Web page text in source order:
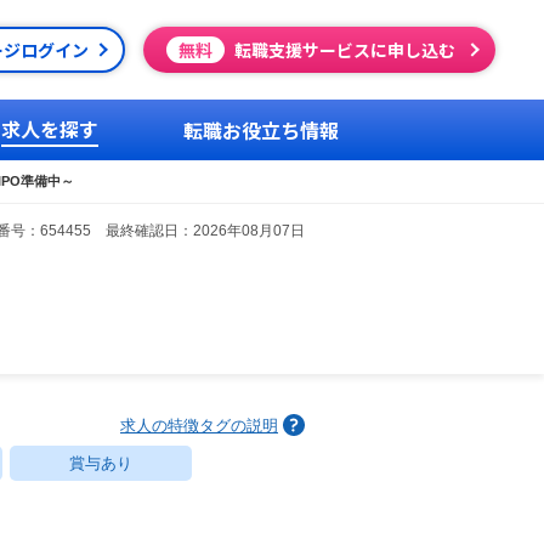
ログイン 無料 転職支援サービスに申し込む
求人を探す 転職お役立ち情報
準備中～
号：654455 最終確認日：2026年08月07日
求人の特徴タグの説明
賞与あり